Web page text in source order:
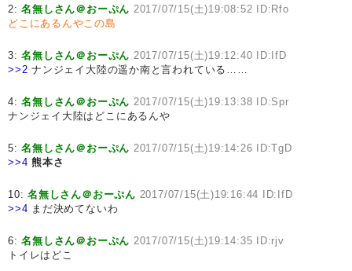
2:名無しさん＠おーぷん 2017/07/15(土)19:08:52 ID:Rfo
どこにあるんやこの島
3:名無しさん＠おーぷん 2017/07/15(土)19:12:40 ID:IfD
>>2 ナンジェイ大陸の遥か南と言われている……
4:名無しさん＠おーぷん 2017/07/15(土)19:13:38 ID:Spr
ナンジェイ大陸はどこにあるんや
5:名無しさん＠おーぷん 2017/07/15(土)19:14:26 ID:TgD
>>4 熊本さ
10:名無しさん＠おーぷん 2017/07/15(土)19:16:44 ID:IfD
>>4 まだ決めてないわ
6:名無しさん＠おーぷん 2017/07/15(土)19:14:35 ID:rjv
トイレはどこ